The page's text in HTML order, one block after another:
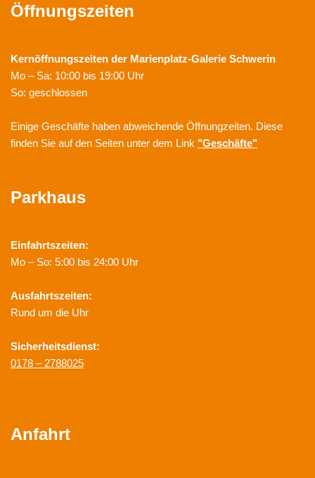
Öffnungszeiten
Kernöffnungszeiten der Marienplatz-Galerie Schwerin
Mo – Sa: 10:00 bis 19:00 Uhr
So: geschlossen
Einige Geschäfte haben abweichende Öffnungzeiten. Diese
finden Sie auf den Seiten unter dem Link "Geschäfte"
Parkhaus
Einfahrtszeiten:
Mo – So: 5:00 bis 24:00 Uhr
Ausfahrtszeiten:
Rund um die Uhr
Sicherheitsdienst:
0178 – 2788025
Anfahrt